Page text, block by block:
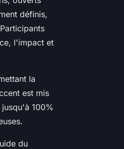
définis,
l'impact et
la
est mis
100%
du